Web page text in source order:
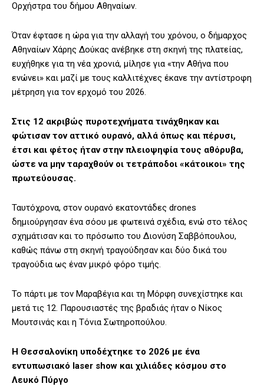
Ορχήστρα του δήμου Αθηναίων.
Όταν έφτασε η ώρα για την αλλαγή του χρόνου, ο δήμαρχος
Αθηναίων Χάρης Δούκας ανέβηκε στη σκηνή της πλατείας,
ευχήθηκε για τη νέα χρονιά, μίλησε για «την Αθήνα που
ενώνει» και μαζί με τους καλλιτέχνες έκανε την αντίστροφη
μέτρηση για τον ερχομό του 2026.
Στις 12 ακριβώς πυροτεχνήματα τινάχθηκαν και
φώτισαν τον αττικό ουρανό, αλλά όπως και πέρυσι,
έτσι και φέτος ήταν στην πλειοψηφία τους αθόρυβα,
ώστε να μην ταραχθούν οι τετράποδοι «κάτοικοι» της
πρωτεύουσας.
Ταυτόχρονα, στον ουρανό εκατοντάδες drones
δημιούργησαν ένα σόου με φωτεινά σχέδια, ενώ στο τέλος
σχημάτισαν και το πρόσωπο του Διονύση Σαββόπουλου,
καθώς πάνω στη σκηνή τραγούδησαν και δύο δικά του
τραγούδια ως έναν μικρό φόρο τιμής.
Το πάρτι με τον Μαραβέγια και τη Μόρφη συνεχίστηκε και
μετά τις 12. Παρουσιαστές της βραδιάς ήταν ο Νίκος
Μουτσινάς και η Τόνια Σωτηροπούλου.
Η Θεσσαλονίκη υποδέχτηκε το 2026 με ένα
εντυπωσιακό laser show και χιλιάδες κόσμου στο
Λευκό Πύργο